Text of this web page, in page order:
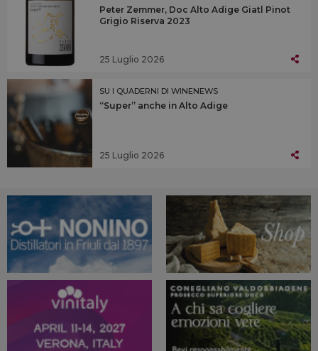
Peter Zemmer, Doc Alto Adige Giatl Pinot
Grigio Riserva 2023
25 Luglio 2026
SU I QUADERNI DI WINENEWS
“Super” anche in Alto Adige
25 Luglio 2026